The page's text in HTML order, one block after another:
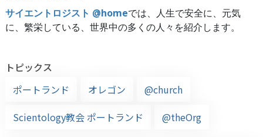
サイエントロジスト @homeでは、人生で安全に、元気
に、繁栄している、世界中の多くの人々を紹介します。
トピックス
ポートランド
オレゴン
@church
Scientology教会 ポートランド
@theOrg